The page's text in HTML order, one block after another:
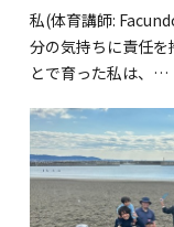
私(体育講師:
分の気持ちに責任
とで育った私は、…